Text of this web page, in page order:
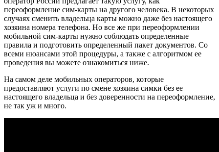
переоформление сим-карты на другого человека. В некоторых
случаях сменить владельца карты можно даже без настоящего
хозяина номера телефона. Но все же при переоформлении
мобильной сим-карты нужно соблюдать определенные
правила и подготовить определенный пакет документов. Со
всеми нюансами этой процедуры, а также с алгоритмом ее
проведения вы можете ознакомиться ниже.
На самом деле мобильных операторов, которые
предоставляют услуги по смене хозяина симки без ее
настоящего владельца и без доверенности на переоформление,
не так уж и много.